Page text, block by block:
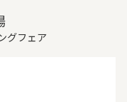
グフェア